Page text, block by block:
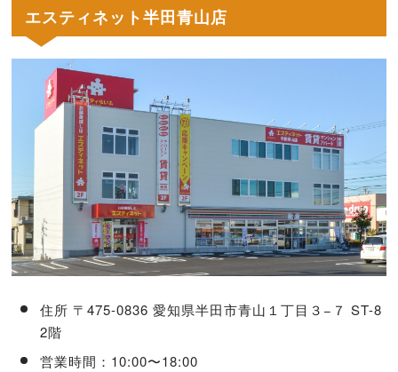
エスティネット半田青山店
住所 〒475-0836 愛知県半田市青山１丁目３−７ ST-8
2階
営業時間：10:00〜18:00